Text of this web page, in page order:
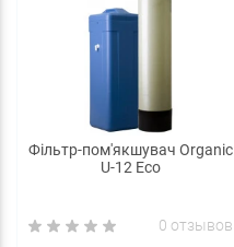
Фільтр-пом'якшувач Organic
U-12 Eco
0 отзывов